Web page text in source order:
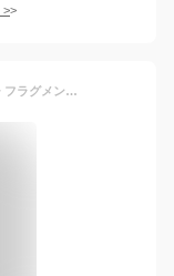
>
ANYA HINDMARCH アニヤハインドマーチ フラグメントケース Zip Card Case レディース レザー コインケース カードケース ミニ財布 ロゴ カラー2色